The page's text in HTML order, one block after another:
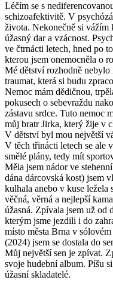
Léčím se s
schizoafektivitě. V
života. Nekonečně si vážím
úžasný dar a vzácnost.
ve čtrnácti letech, hned po
kterou jsem onemocněla o
Mé dětství rozhodně
traumat, která si budu
Nemoc mám dědičnou,
pokusech o sebevraždu
zástavu srdce. Tuto nemoc
můj bratr Jirka, který žije v
V dětství byl mou největší
V těch třinácti letech se ale
smělé plány, tedy mít
Měla jsem nádor ve
dána dárcovská kost) jsem
kulhala anebo v kuse ležela
věčná, věrná a nejlepší
úžasná. Zpívala jsem už od
kterým jsme jezdili i do
místo města Brna v
(2024) jsem se dostala do
Můj největší sen je zpívat.
svoje hudební album. Píšu
úžasní skladatelé.